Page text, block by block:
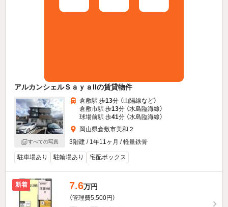
アルカンシェルＳａｙａIIの賃貸物件
すべての写真
倉敷駅 歩13分 （山陽線など）
倉敷市駅 歩13分 （水島臨海線）
球場前駅 歩41分 （水島臨海線）
岡山県倉敷市美和２
3階建 / 1年11ヶ月 / 軽量鉄骨
駐車場あり 駐輪場あり 宅配ボックス
新着 7.6万円
（管理費5,500円）